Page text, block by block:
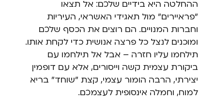
ההחלטה היא בידיים שלכם: אל תצאו
"פראיירים" מול תאגידי האשראי, העיריות
וחברות המנויים. הם רוצים את הכסף שלכם
ומוכנים לנצל כל פרצה אנושית כדי לקחת אותו.
תילחמו עליו חזרה – אבל אל תילחמו עם
ביקורת עצמית קשה וייסורים, אלא עם דופמין
יצירתי, הרבה הומור עצמי, קצת "שוחד" בריא
למוח, וחמלה אינסופית לעצמכם.